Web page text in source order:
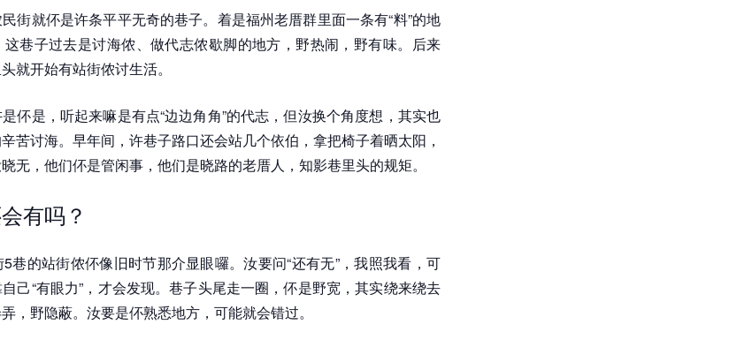
街就伓是许条平平无奇的巷子。着是福州老厝群里面一条有“料”的地
巷子过去是讨海侬、做代志侬歇脚的地方，野热闹，野有味。后来
就开始有站街侬讨生活。
伓是，听起来嘛是有点“边边角角”的代志，但汝换个角度想，其实也
苦讨海。早年间，许巷子路口还会站几个依伯，拿把椅子着晒太阳，
无，他们伓是管闲事，他们是晓路的老厝人，知影巷里头的规矩。
有吗？
巷的站街侬伓像旧时节那介显眼囉。汝要问“还有无”，我照我看，可
己“有眼力”，才会发现。巷子头尾走一圈，伓是野宽，其实绕来绕去
，野隐蔽。汝要是伓熟悉地方，可能就会错过。